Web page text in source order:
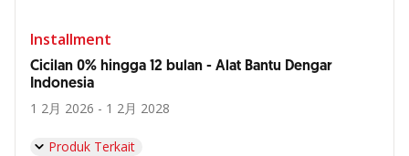
Installment
Cicilan 0% hingga 12 bulan - Alat Bantu Dengar
Indonesia
1 2月 2026 - 1 2月 2028
Produk Terkait